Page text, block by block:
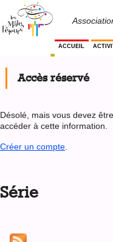
navigation
Menu
UtilisateurACCUEIL
Accès réservé
Désolé, mais vous devez
accéder à cette information.
Créer un compte
top
Série